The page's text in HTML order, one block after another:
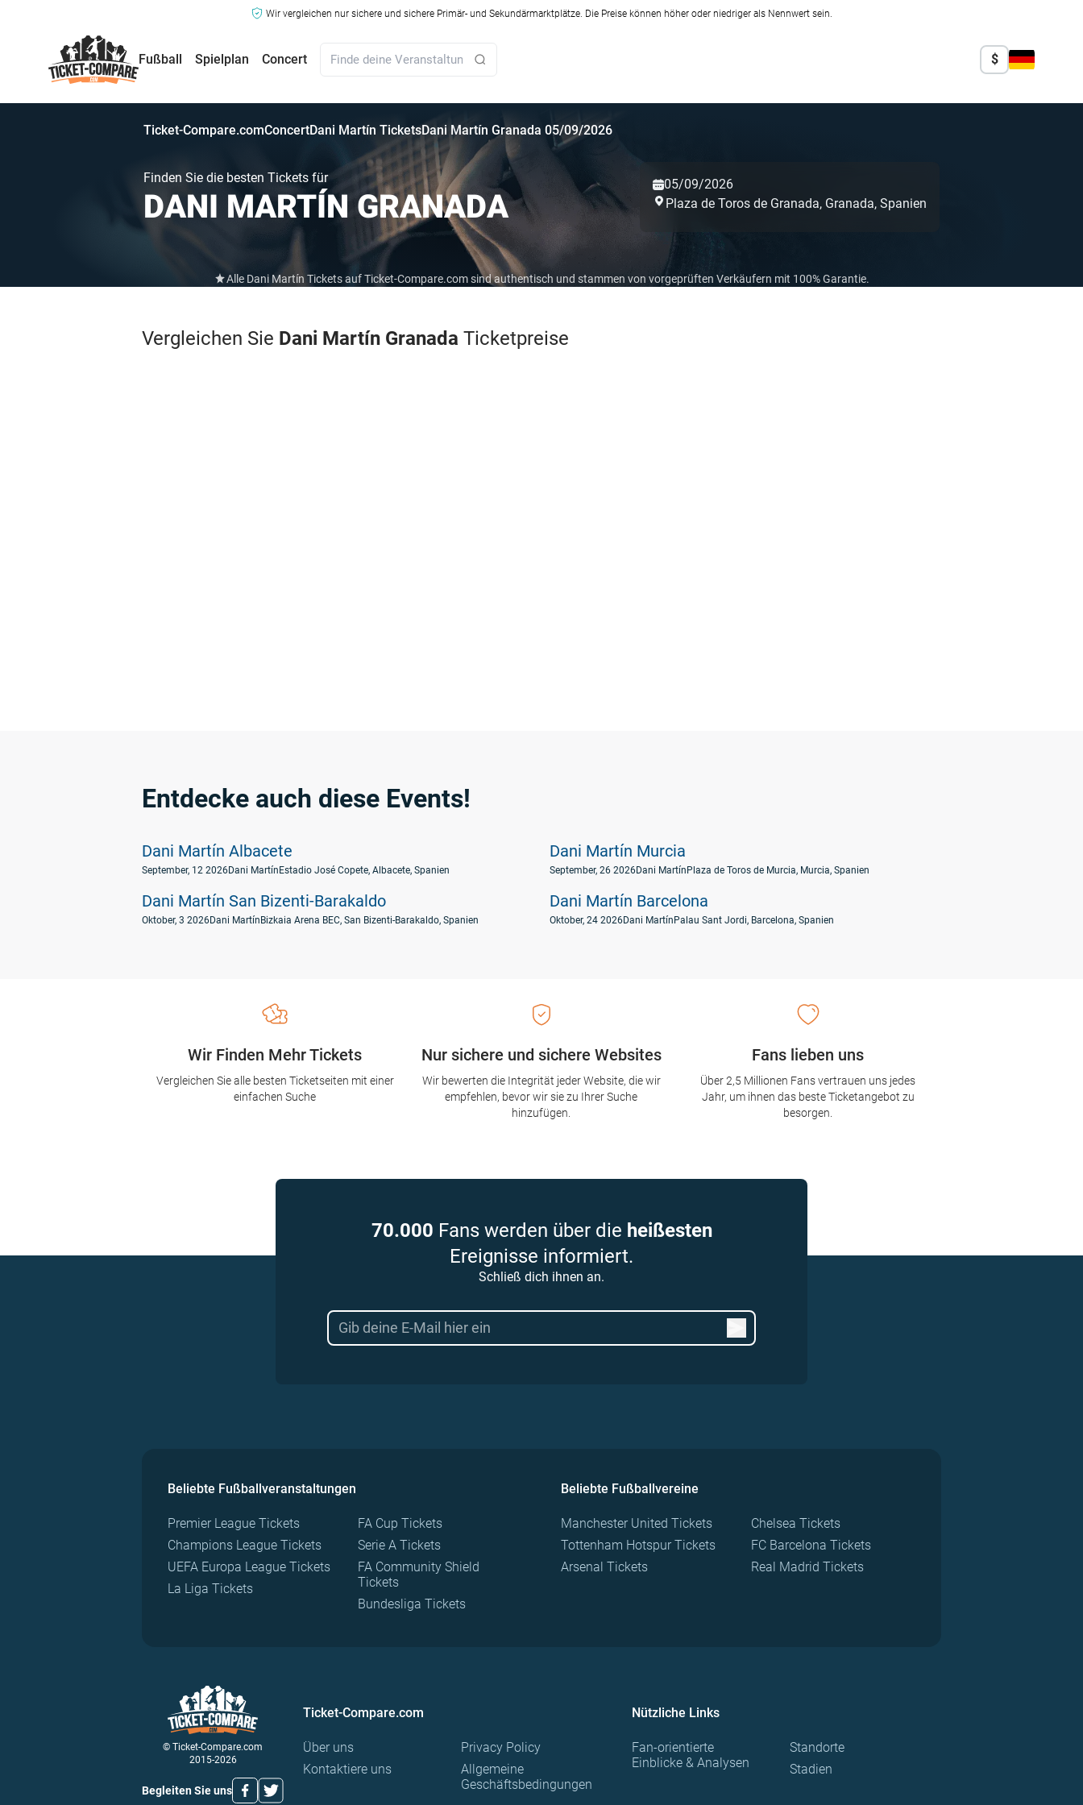
Wir vergleichen nur sichere und sichere Primär- und Sekundärmarktplätze. Die Preise können höher oder niedriger als Nennwert sein.
Fußball Spielplan Concert $
Ticket-Compare.comConcertDani Martín TicketsDani Martín Granada 05/09/2026
Finden Sie die besten Tickets für
DANI MARTÍN GRANADA
05/09/2026
Plaza de Toros de Granada, Granada, Spanien
Alle Dani Martín Tickets auf Ticket-Compare.com sind authentisch und stammen von vorgeprüften Verkäufern mit 100% Garantie.
Vergleichen Sie Dani Martín Granada Ticketpreise
Entdecke auch diese Events!
Dani Martín Albacete
September, 12 2026Dani Martín Estadio José Copete, Albacete, Spanien
Dani Martín Murcia
September, 26 2026Dani Martín Plaza de Toros de Murcia, Murcia, Spanien
Dani Martín San Bizenti-Barakaldo
Oktober, 3 2026Dani Martín Bizkaia Arena BEC, San Bizenti-Barakaldo, Spanien
Dani Martín Barcelona
Oktober, 24 2026Dani Martín Palau Sant Jordi, Barcelona, Spanien
Nur sichere und sichere Websites
Wir bewerten die Integrität jeder Website, die wir
empfehlen, bevor wir sie zu Ihrer Suche
hinzufügen.
Wir Finden Mehr Tickets
Vergleichen Sie alle besten Ticketseiten mit einer
einfachen Suche
Fans lieben uns
Über 2,5 Millionen Fans vertrauen uns jedes
Jahr, um ihnen das beste Ticketangebot zu
besorgen.
70.000 Fans werden über die heißesten
Ereignisse informiert.
Schließ dich ihnen an.
Beliebte Fußballveranstaltungen
Premier League Tickets
Champions League Tickets
UEFA Europa League Tickets
La Liga Tickets
FA Cup Tickets
Serie A Tickets
FA Community Shield
Tickets
Bundesliga Tickets
Beliebte Fußballvereine
Manchester United Tickets
Tottenham Hotspur Tickets
Arsenal Tickets
Chelsea Tickets
FC Barcelona Tickets
Real Madrid Tickets
© Ticket-Compare.com
2015-2026
Begleiten Sie uns
Ticket-Compare.com
Über uns
Kontaktiere uns
Privacy Policy
Allgemeine
Geschäftsbedingungen
Nützliche Links
Fan-orientierte
Einblicke & Analysen
Standorte
Stadien